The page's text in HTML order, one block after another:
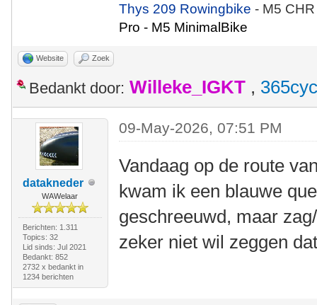
Thys 209 Rowingbike- M5
Pro - M5 MinimalBike
Website Zoek
Bedankt door: Willeke_IGKT ,
datakneder
WAWelaar
Berichten: 1.311
Topics: 32
Lid sinds: Jul 2021
Bedankt: 852
2732 x bedankt in
1234 berichten
09-May-2026, 07:51 PM
Vandaag op de route
kwam ik een blauwe
geschreeuwd, maar
zeker niet wil zeggen